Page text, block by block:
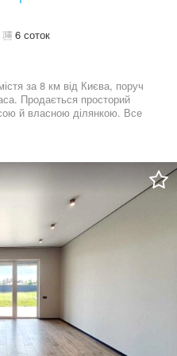
6 соток
за 8 км від Києва, поруч
Продається просторий
й власною ділянкою. Все
(2 дитячі та майстер-
підвал Комунікації: 20
10 м³, газ поруч
ландшафт, теплий фасад,
санвузлом У подарунок
ремонт під ключ. Ціна
час.